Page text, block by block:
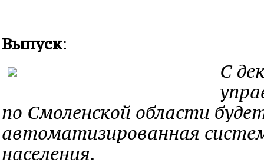
Выпуск:
С
по Смоленской области
автоматизированная
населения.